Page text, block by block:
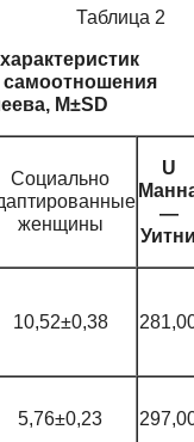
Таблица 2
самоотношения
M±SD
Социально
женщины
U
—
10,52±0,38
5,76±0,23